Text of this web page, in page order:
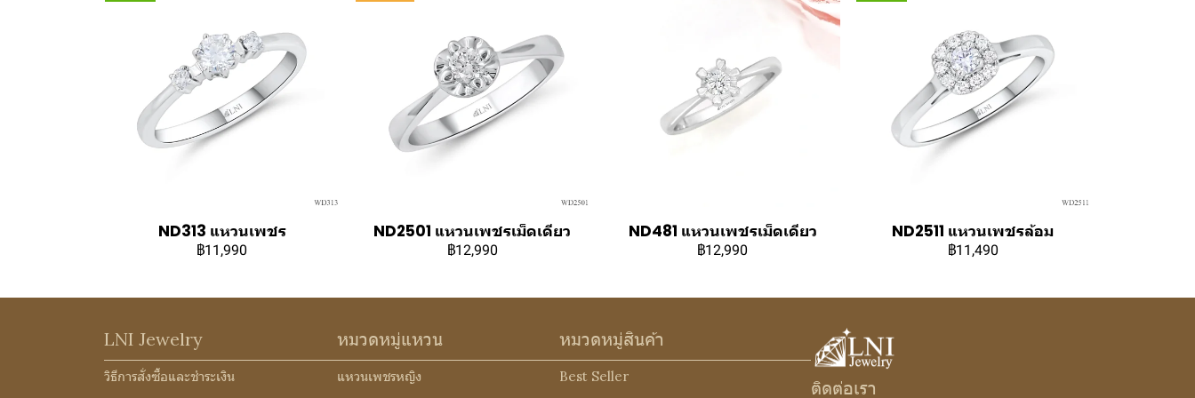
ND313 แหวนเพชร
฿11,990
ND2501 แหวนเพชรเม็ดเดียว
฿12,990
ND481 แหวนเพชรเม็ดเดียว
฿12,990
ND2511 แหวนเพชรล้อม
฿11,490
LNI Jewelry
วิธีการสั่งซื้อและชำระเงิน
หมวดหมู่แหวน
แหวนเพชรหญิง
หมวดหมู่สินค้า
Best Seller
ติดต่อเรา